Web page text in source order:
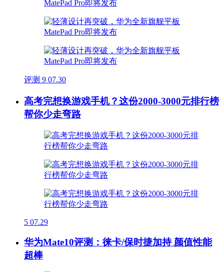
评测 9 07.30
高考完想换游戏手机？这份2000-3000元排行榜
帮你少走弯路
5 07.29
华为Mate10评测：徕卡/保时捷加持 颜值性能
超棒